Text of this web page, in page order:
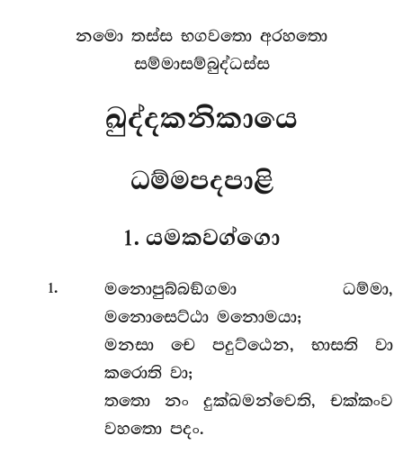
නමො තස්ස භගවතො අරහතො
සම්මාසම්බුද්ධස්ස
ඛුද්දකනිකායෙ
ධම්මපදපාළි
1. යමකවග්ගො
1. මනොපුබ්බඞ්ගමා ධම්මා,
මනොසෙට්ඨා මනොමයා;
මනසා චෙ පදුට්ඨෙන, භාසති වා
කරොති වා;
තතො නං දුක්ඛමන්වෙති, චක්කංව
වහතො පදං.